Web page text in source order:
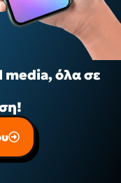
media, όλα σε